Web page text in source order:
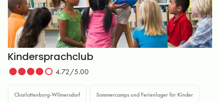
Kindersprachclub
4.72/5.00
Charlottenburg-Wilmersdorf Sommercamps und Ferienlager für Kinder